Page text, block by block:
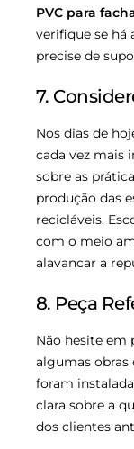
PVC para
verifique se há
precise de
7.
Nos dias de
cada vez mais
sobre as
produção das
recicláveis.
com o meio
alavancar a
8. Peça
Não hesite em
algumas obras
foram
clara sobre a
dos clientes